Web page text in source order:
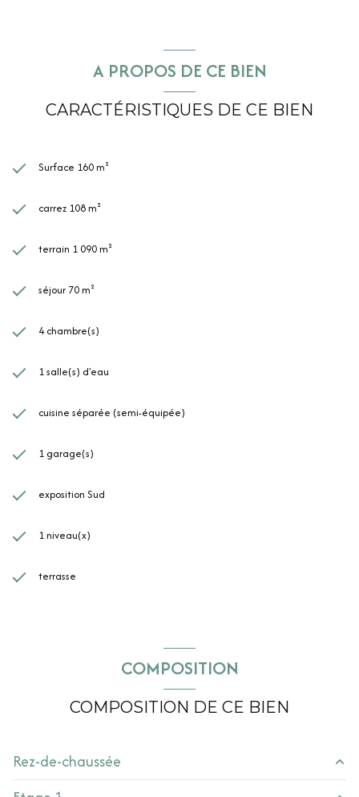
A PROPOS DE CE BIEN
CARACTÉRISTIQUES DE CE BIEN
Surface 160 m²
carrez 108 m²
terrain 1 090 m²
séjour 70 m²
4 chambre(s)
1 salle(s) d'eau
cuisine séparée (semi-équipée)
1 garage(s)
exposition Sud
1 niveau(x)
terrasse
COMPOSITION
COMPOSITION DE CE BIEN
Rez-de-chaussée